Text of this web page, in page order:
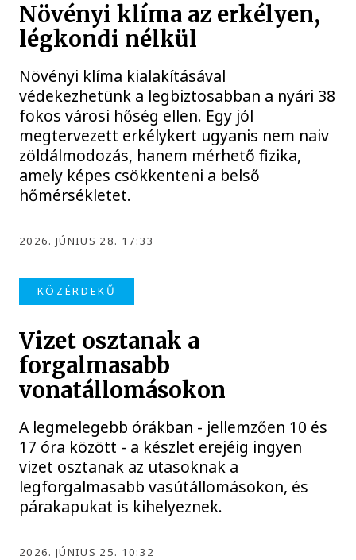
Növényi klíma az erkélyen,
légkondi nélkül
Növényi klíma kialakításával
védekezhetünk a legbiztosabban a nyári 38
fokos városi hőség ellen. Egy jól
megtervezett erkélykert ugyanis nem naiv
zöldálmodozás, hanem mérhető fizika,
amely képes csökkenteni a belső
hőmérsékletet.
2026. JÚNIUS 28. 17:33
KÖZÉRDEKŰ
Vizet osztanak a
forgalmasabb
vonatállomásokon
A legmelegebb órákban - jellemzően 10 és
17 óra között - a készlet erejéig ingyen
vizet osztanak az utasoknak a
legforgalmasabb vasútállomásokon, és
párakapukat is kihelyeznek.
2026. JÚNIUS 25. 10:32